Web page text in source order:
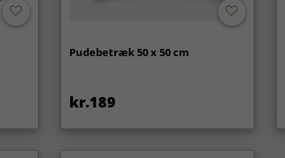
Pudebetræk 50 x 50 cm
kr.189